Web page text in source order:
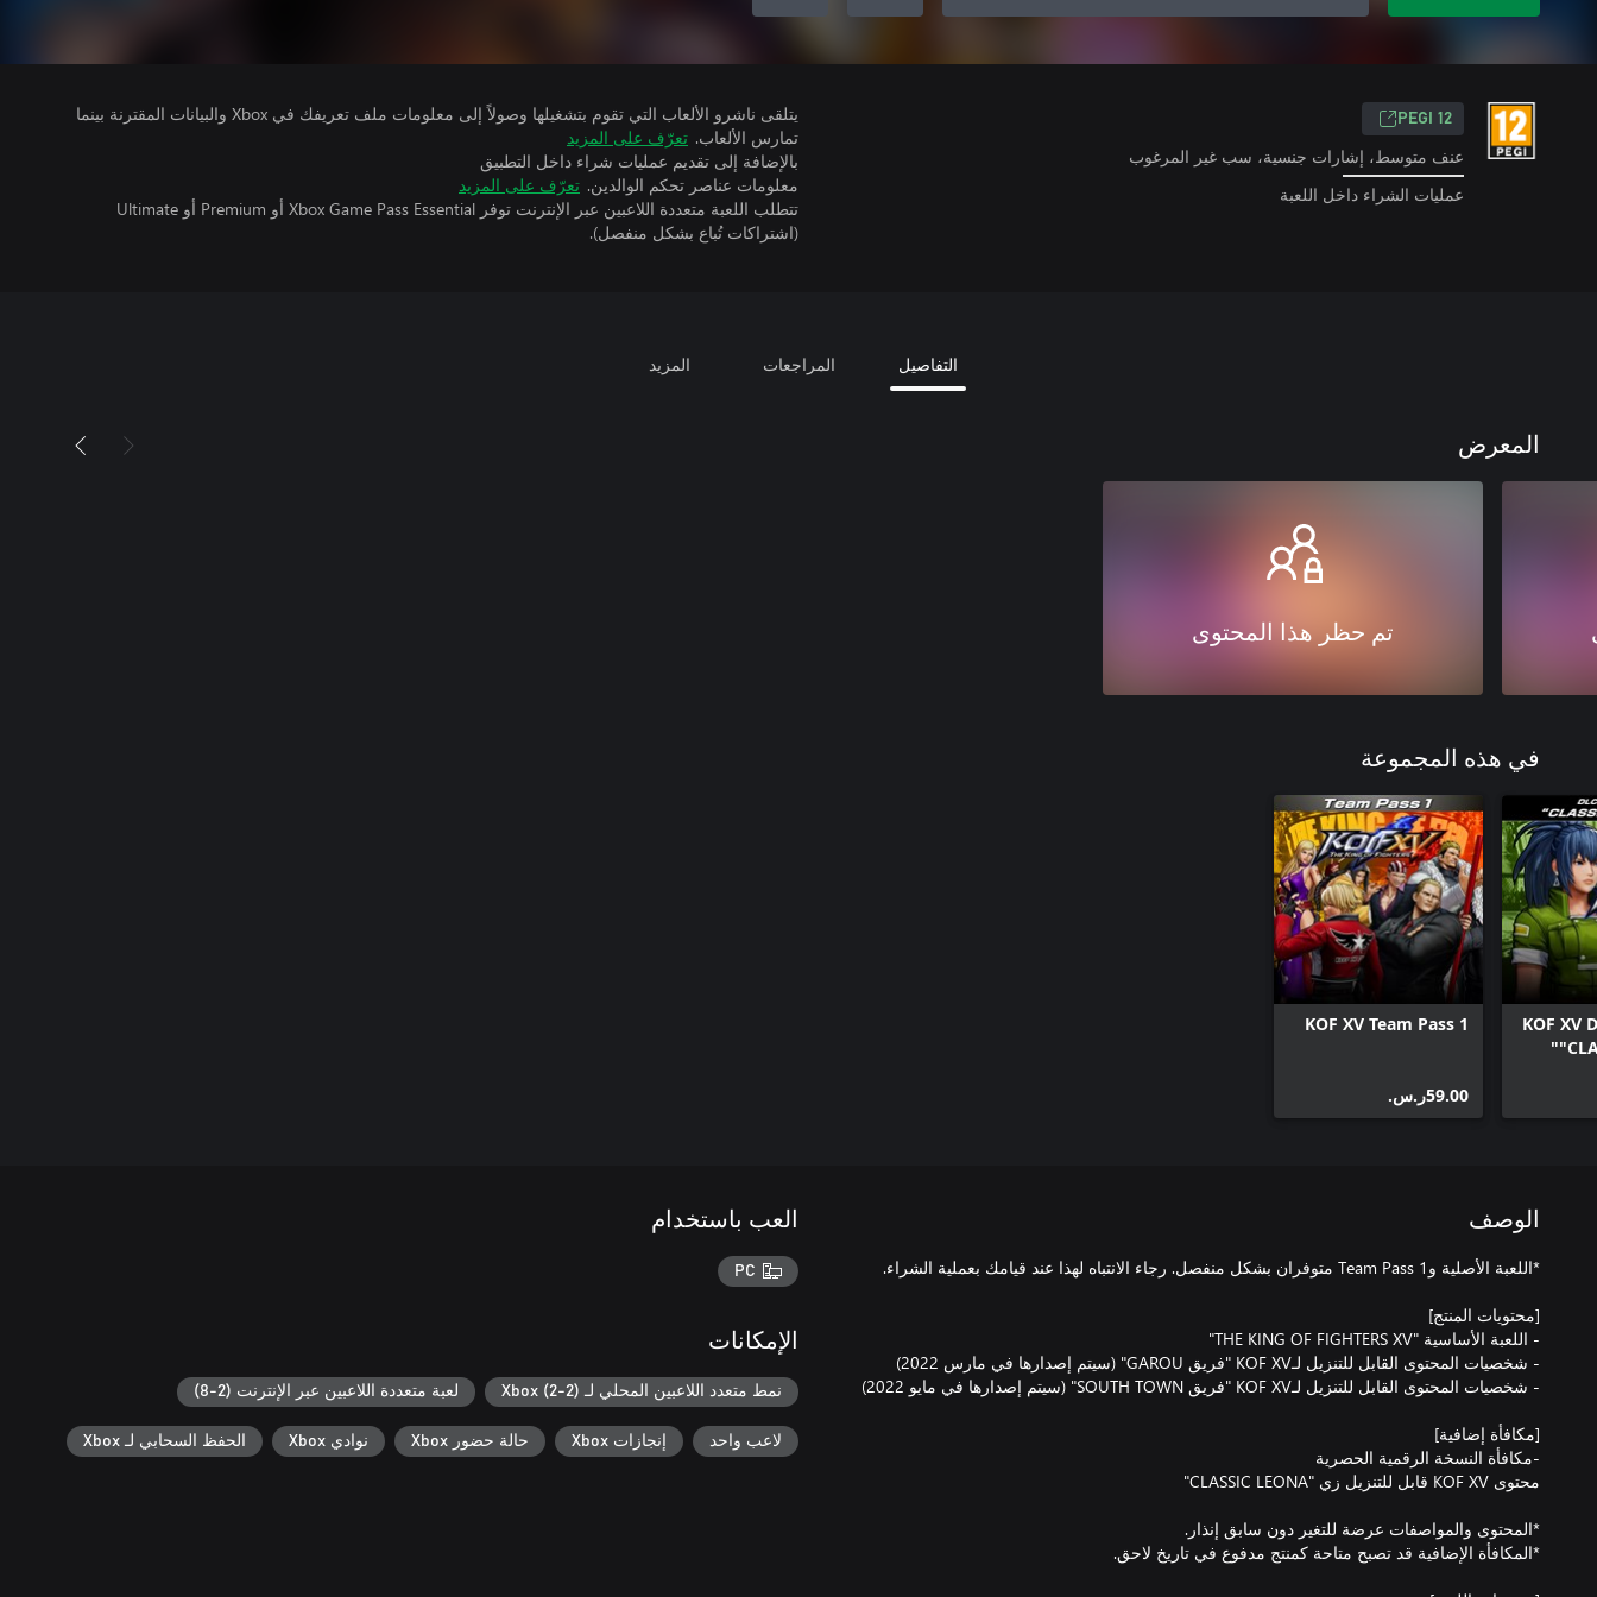
PEGI 12
عنف متوسط، إشارات جنسية، سب غير المرغوب
عمليات الشراء داخل اللعبة
يتلقى ناشرو الألعاب التي تقوم بتشغيلها وصولاً إلى معلومات ملف تعريفك في Xbox والبيانات المقترنة بينما
تمارس الألعاب. تعرّف على المزيد
بالإضافة إلى تقديم عمليات شراء داخل التطبيق
معلومات عناصر تحكم الوالدين. تعرّف على المزيد
تتطلب اللعبة متعددة اللاعبين عبر الإنترنت توفر Xbox Game Pass Essential أو Premium أو Ultimate
(اشتراكات تُباع بشكل منفصل).
التفاصيل المراجعات المزيد
المعرض
تم حظر هذا المحتوى
في هذه المجموعة
KOF XV
KOF XV Team Pass 1
‪ر.س.‏‎59.00‬
الوصف العب باستخدام
PC
الإمكانات
نمط متعدد اللاعبين المحلي لـ Xbox (2-2) لعبة متعددة اللاعبين عبر الإنترنت (2-8)
لاعب واحد إنجازات Xbox حالة حضور Xbox نوادي Xbox الحفظ السحابي لـ Xbox